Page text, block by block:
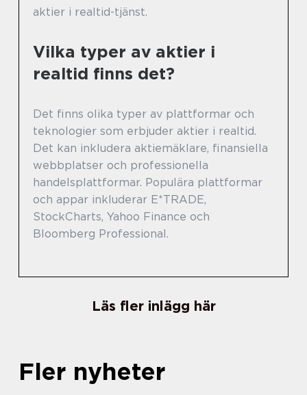
aktier i realtid-tjänst.
Vilka typer av aktier i
realtid finns det?
Det finns olika typer av plattformar och
teknologier som erbjuder aktier i realtid.
Det kan inkludera aktiemäklare, finansiella
webbplatser och professionella
handelsplattformar. Populära plattformar
och appar inkluderar E*TRADE,
StockCharts, Yahoo Finance och
Bloomberg Professional.
Läs fler inlägg här
Fler nyheter